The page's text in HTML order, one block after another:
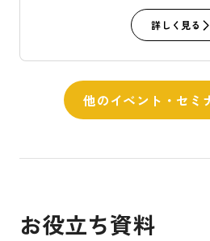
詳しく見る
他のイベント・セミ
お役立ち資料